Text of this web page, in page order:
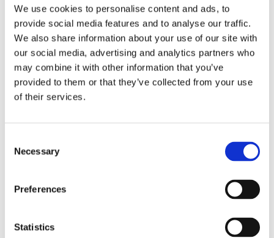
We use cookies to personalise content and ads, to
provide social media features and to analyse our traffic.
We also share information about your use of our site with
our social media, advertising and analytics partners who
may combine it with other information that you’ve
provided to them or that they’ve collected from your use
of their services.
Selection
Necessary
Preferences
Statistics
regresso
La sentenza n. 16835 del 29 maggio 2026 della
Corte di Cassazione offre l'occasione per tornare
su un tema di grande rilievo teorico e pratico
nell'ambito delle obbligazioni solidali passive: il
rapporto tra l'azione di [...]
Diritto del Lavoro, Michela Colitta, Sentenze Cassazione
Roberto De Gaetano